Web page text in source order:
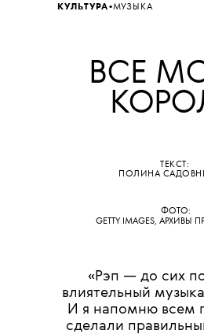
КУЛЬТУРА•МУЗЫКА
ВСЕ
ТЕКСТ:
ПОЛИНА
ФОТО:
GETTY IMAGES, АРХИВЫ
«Рэп — до сих
влиятельный
И я напомню всем
сделали